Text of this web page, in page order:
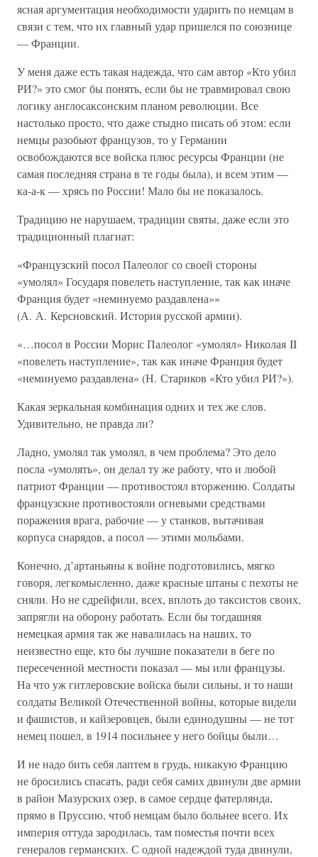
ясная аргументация необходимости ударить по немцам в
связи с тем, что их главный удар пришелся по союзнице
— Франции.
У меня даже есть такая надежда, что сам автор «Кто убил
РИ?» это смог бы понять, если бы не травмировал свою
логику англосаксонским планом революции. Все
настолько просто, что даже стыдно писать об этом: если
немцы разобьют французов, то у Германии
освобождаются все войска плюс ресурсы Франции (не
самая последняя страна в те годы была), и всем этим —
ка-а-к — хрясь по России! Мало бы не показалось.
Традицию не нарушаем, традиции святы, даже если это
традиционный плагиат:
«Французский посол Палеолог со своей стороны
«умолял» Государя повелеть наступление, так как иначе
Франция будет «неминуемо раздавлена»»
(А. А. Керсновский. История русской армии).
«…посол в России Морис Палеолог «умолял» Николая II
«повелеть наступление», так как иначе Франция будет
«неминуемо раздавлена» (Н. Стариков «Кто убил РИ?»).
Какая зеркальная комбинация одних и тех же слов.
Удивительно, не правда ли?
Ладно, умолял так умолял, в чем проблема? Это дело
посла «умолять», он делал ту же работу, что и любой
патриот Франции — противостоял вторжению. Солдаты
французские противостояли огневыми средствами
поражения врага, рабочие — у станков, вытачивая
корпуса снарядов, а посол — этими мольбами.
Конечно, д’артаньяны к войне подготовились, мягко
говоря, легкомысленно, даже красные штаны с пехоты не
сняли. Но не сдрейфили, всех, вплоть до таксистов своих,
запрягли на оборону работать. Если бы тогдашняя
немецкая армия так же навалилась на наших, то
неизвестно еще, кто бы лучшие показатели в беге по
пересеченной местности показал — мы или французы.
На что уж гитлеровские войска были сильны, и то наши
солдаты Великой Отечественной войны, которые видели
и фашистов, и кайзеровцев, были единодушны — не тот
немец пошел, в 1914 посильнее у него бойцы были…
И не надо бить себя лаптем в грудь, никакую Францию
не бросились спасать, ради себя самих двинули две армии
в район Мазурских озер, в самое сердце фатерлянда,
прямо в Пруссию, чтоб немцам было больнее всего. Их
империя оттуда зародилась, там поместья почти всех
генералов германских. С одной надеждой туда двинули,